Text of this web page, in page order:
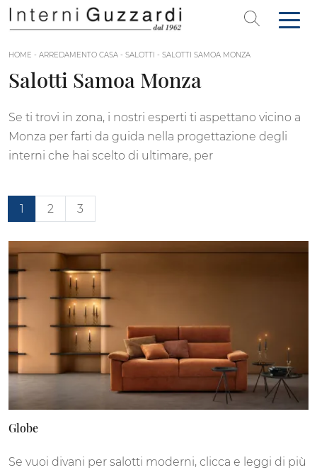
HOME - ARREDAMENTO CASA - SALOTTI - SALOTTI SAMOA MONZA
Salotti Samoa Monza
Se ti trovi in zona, i nostri esperti ti aspettano vicino a
Monza per farti da guida nella progettazione degli
interni che hai scelto di ultimare, per
1 2 3
Globe
Se vuoi divani per salotti moderni, clicca e leggi di più